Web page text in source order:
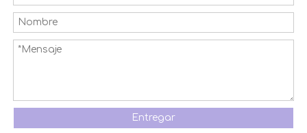
Entregar